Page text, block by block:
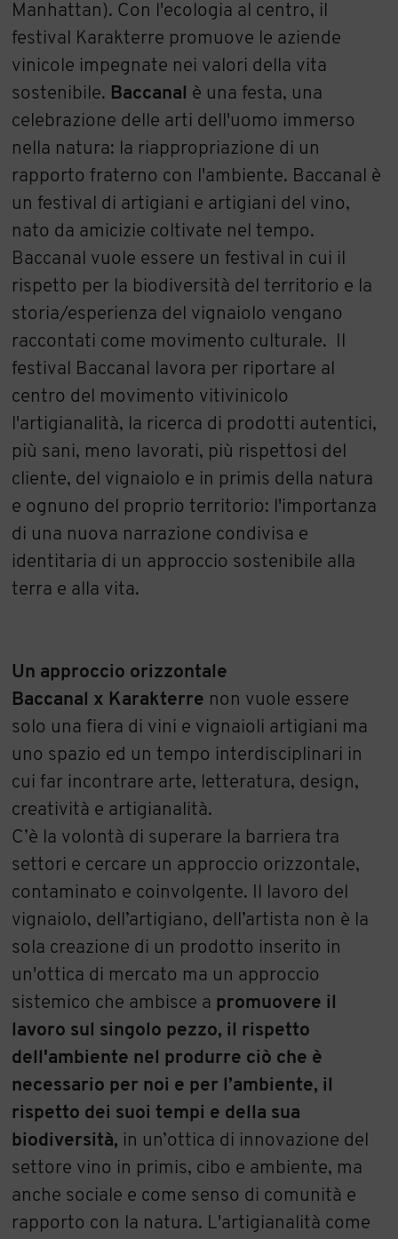
Manhattan). Con l'ecologia al centro, il
festival Karakterre promuove le aziende
vinicole impegnate nei valori della vita
sostenibile. Baccanal
è una festa, una
celebrazione delle arti dell'uomo immerso
nella natura: la riappropriazione di un
rapporto fraterno con l'ambiente. Baccanal è
un festival di artigiani e artigiani del vino,
nato da amicizie coltivate nel tempo.
Baccanal vuole essere un festival in cui il
rispetto per la biodiversità del territorio e la
storia/esperienza del vignaiolo vengano
raccontati come movimento culturale. Il
festival Baccanal lavora per riportare al
centro del movimento vitivinicolo
l'artigianalità, la ricerca di prodotti autentici,
più sani, meno lavorati, più rispettosi del
cliente, del vignaiolo e in primis della natura
e ognuno del proprio territorio: l'importanza
di una nuova narrazione condivisa e
identitaria di un approccio sostenibile alla
terra e alla vita.
Un approccio orizzontale
Baccanal x Karakterre non vuole essere
solo una fiera di vini e vignaioli artigiani ma
uno spazio ed un tempo interdisciplinari in
cui far incontrare arte, letteratura, design,
creatività e artigianalità.
C’è la volontà di superare la barriera tra
settori e cercare un approccio orizzontale,
contaminato e coinvolgente. Il lavoro del
vignaiolo, dell’artigiano, dell’artista non è la
sola creazione di un prodotto inserito in
un'ottica di mercato ma un approccio
sistemico che ambisce a promuovere il
lavoro sul singolo pezzo, il rispetto
dell'ambiente nel produrre ciò che è
necessario per noi e per l’ambiente, il
rispetto dei suoi tempi e della sua
biodiversità, in un’ottica di innovazione del
settore vino in primis, cibo e ambiente, ma
anche sociale e come senso di comunità e
rapporto con la natura. L'artigianalità come